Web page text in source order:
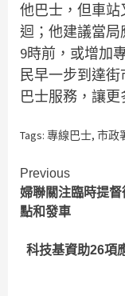
他巴士，但車
迴；他建議當
9時前，或增加
民早一步到達
巴士服務，讓更
Tags: 專線巴士, 市政
Continue
Reading
Previous
婦聯關注臨時提
點和發車
科技基資助26項